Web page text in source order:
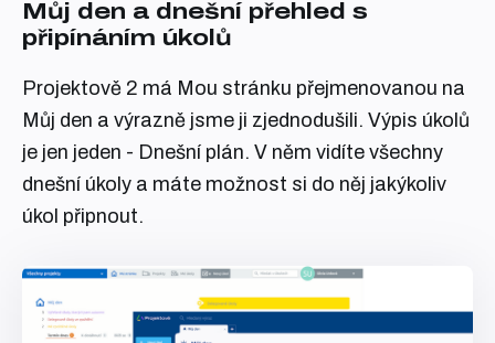
Můj den a dnešní přehled s
připínáním úkolů
Projektově 2 má Mou stránku přejmenovanou na
Můj den a výrazně jsme ji zjednodušili. Výpis úkolů
je jen jeden - Dnešní plán. V něm vidíte všechny
dnešní úkoly a máte možnost si do něj jakýkoliv
úkol připnout.